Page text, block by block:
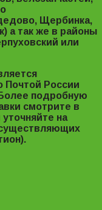
Щербинка,
а так же в районы
или
Почтой России
подробную
смотрите в
уточняйте на